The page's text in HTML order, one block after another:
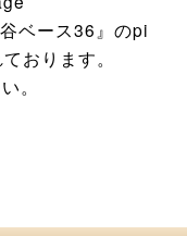
ベース36』のpi
おります。
。